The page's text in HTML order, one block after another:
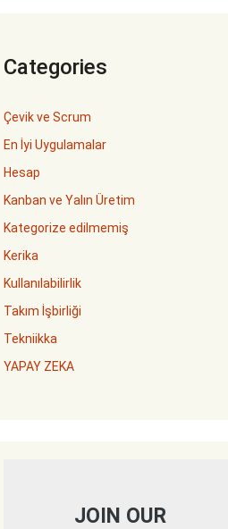
Categories
Çevik ve Scrum
En İyi Uygulamalar
Hesap
Kanban ve Yalın Üretim
Kategorize edilmemiş
Kerika
Kullanılabilirlik
Takım İşbirliği
Tekniikka
YAPAY ZEKA
JOIN OUR